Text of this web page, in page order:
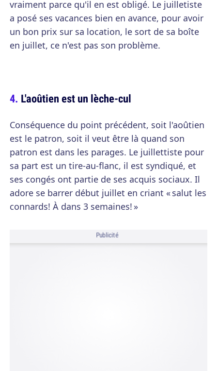
vraiment parce qu'il en est obligé. Le juilletiste
a posé ses vacances bien en avance, pour avoir
un bon prix sur sa location, le sort de sa boîte
en juillet, ce n'est pas son problème.
L'aoûtien est un lèche-cul
Conséquence du point précédent, soit l'aoûtien
est le patron, soit il veut être là quand son
patron est dans les parages. Le juillettiste pour
sa part est un tire-au-flanc, il est syndiqué, et
ses congés ont partie de ses acquis sociaux. Il
adore se barrer début juillet en criant « salut les
connards! À dans 3 semaines! »
Publicité